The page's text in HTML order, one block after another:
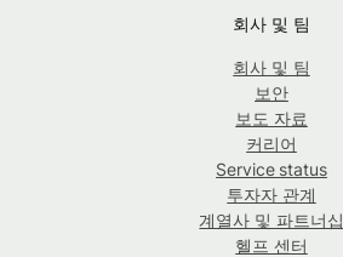
회사 및 팀
회사 및 팀
보안
보도 자료
커리어
Service status
투자자 관계
계열사 및 파트너십
헬프 센터